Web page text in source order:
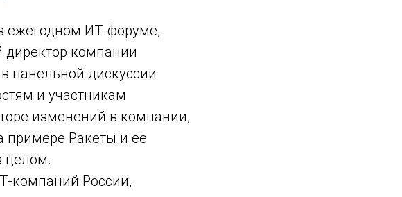
ежегодном ИТ-форуме,
директор компании
панельной дискуссии
и участникам
изменений в компании,
примере Ракеты и ее
целом.
компаний России,